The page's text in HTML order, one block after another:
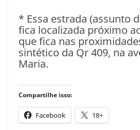
* Essa estrada (assunto
fica localizada próximo
que fica nas
sintético da Qr 409, na
Maria.
Compartilhe isso:
Facebook 18+